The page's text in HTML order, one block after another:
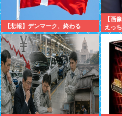
【悲報】デンマーク、終わる
【画
えっ